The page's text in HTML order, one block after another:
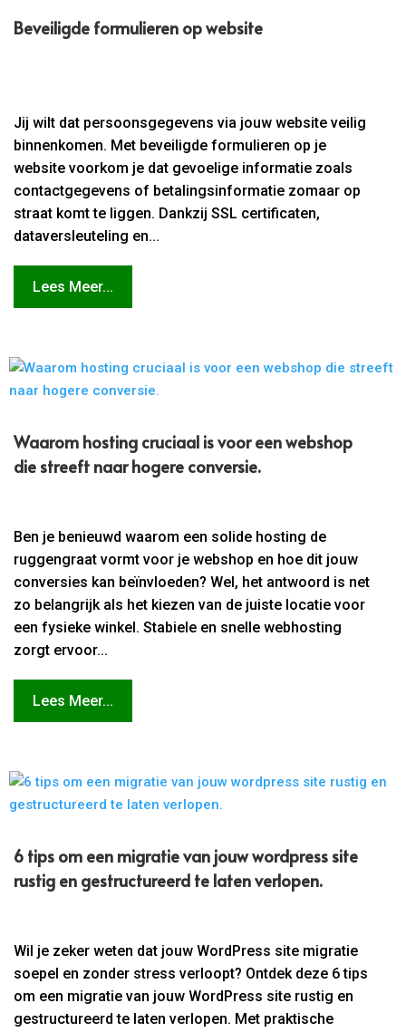
Beveiligde formulieren op website
Jij wilt dat persoonsgegevens via jouw website veilig
binnenkomen. Met beveiligde formulieren op je
website voorkom je dat gevoelige informatie zoals
contactgegevens of betalingsinformatie zomaar op
straat komt te liggen. Dankzij SSL certificaten,
dataversleuteling en...
Lees Meer...
Waarom hosting cruciaal is voor een webshop
die streeft naar hogere conversie.​
Ben je benieuwd waarom een solide hosting de
ruggengraat vormt voor je webshop en hoe dit jouw
conversies kan beïnvloeden? Wel, het antwoord is net
zo belangrijk als het kiezen van de juiste locatie voor
een fysieke winkel. Stabiele en snelle webhosting
zorgt ervoor...
Lees Meer...
6 tips om een migratie van jouw wordpress site
rustig en gestructureerd te laten verlopen.
Wil je zeker weten dat jouw WordPress site migratie
soepel en zonder stress verloopt? Ontdek deze 6 tips
om een migratie van jouw WordPress site rustig en
gestructureerd te laten verlopen. Met praktische